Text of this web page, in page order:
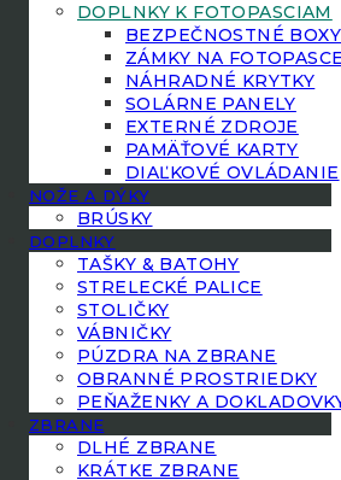
DOPLNKY K FOTOPASCIAM
BEZPEČNOSTNÉ BOXY
ZÁMKY NA
NÁHRADNÉ KRYTKY
SOLÁRNE PANELY
EXTERNÉ ZDROJE
PAMÄŤOVÉ KARTY
DIAĽKOVÉ OVLÁDANIE
NOŽE A DÝKY
BRÚSKY
DOPLNKY
TAŠKY & BATOHY
STRELECKÉ PALICE
STOLIČKY
VÁBNIČKY
PÚZDRA NA ZBRANE
OBRANNÉ PROSTRIEDKY
PEŇAŽENKY A
ZBRANE
DLHÉ ZBRANE
KRÁTKE ZBRANE